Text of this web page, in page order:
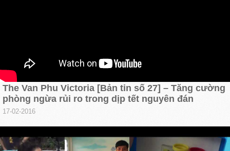
The Van Phu Victoria [Bản tin số 27] – Tăng cường
phòng ngừa rủi ro trong dịp tết nguyên đán
17-02-2016